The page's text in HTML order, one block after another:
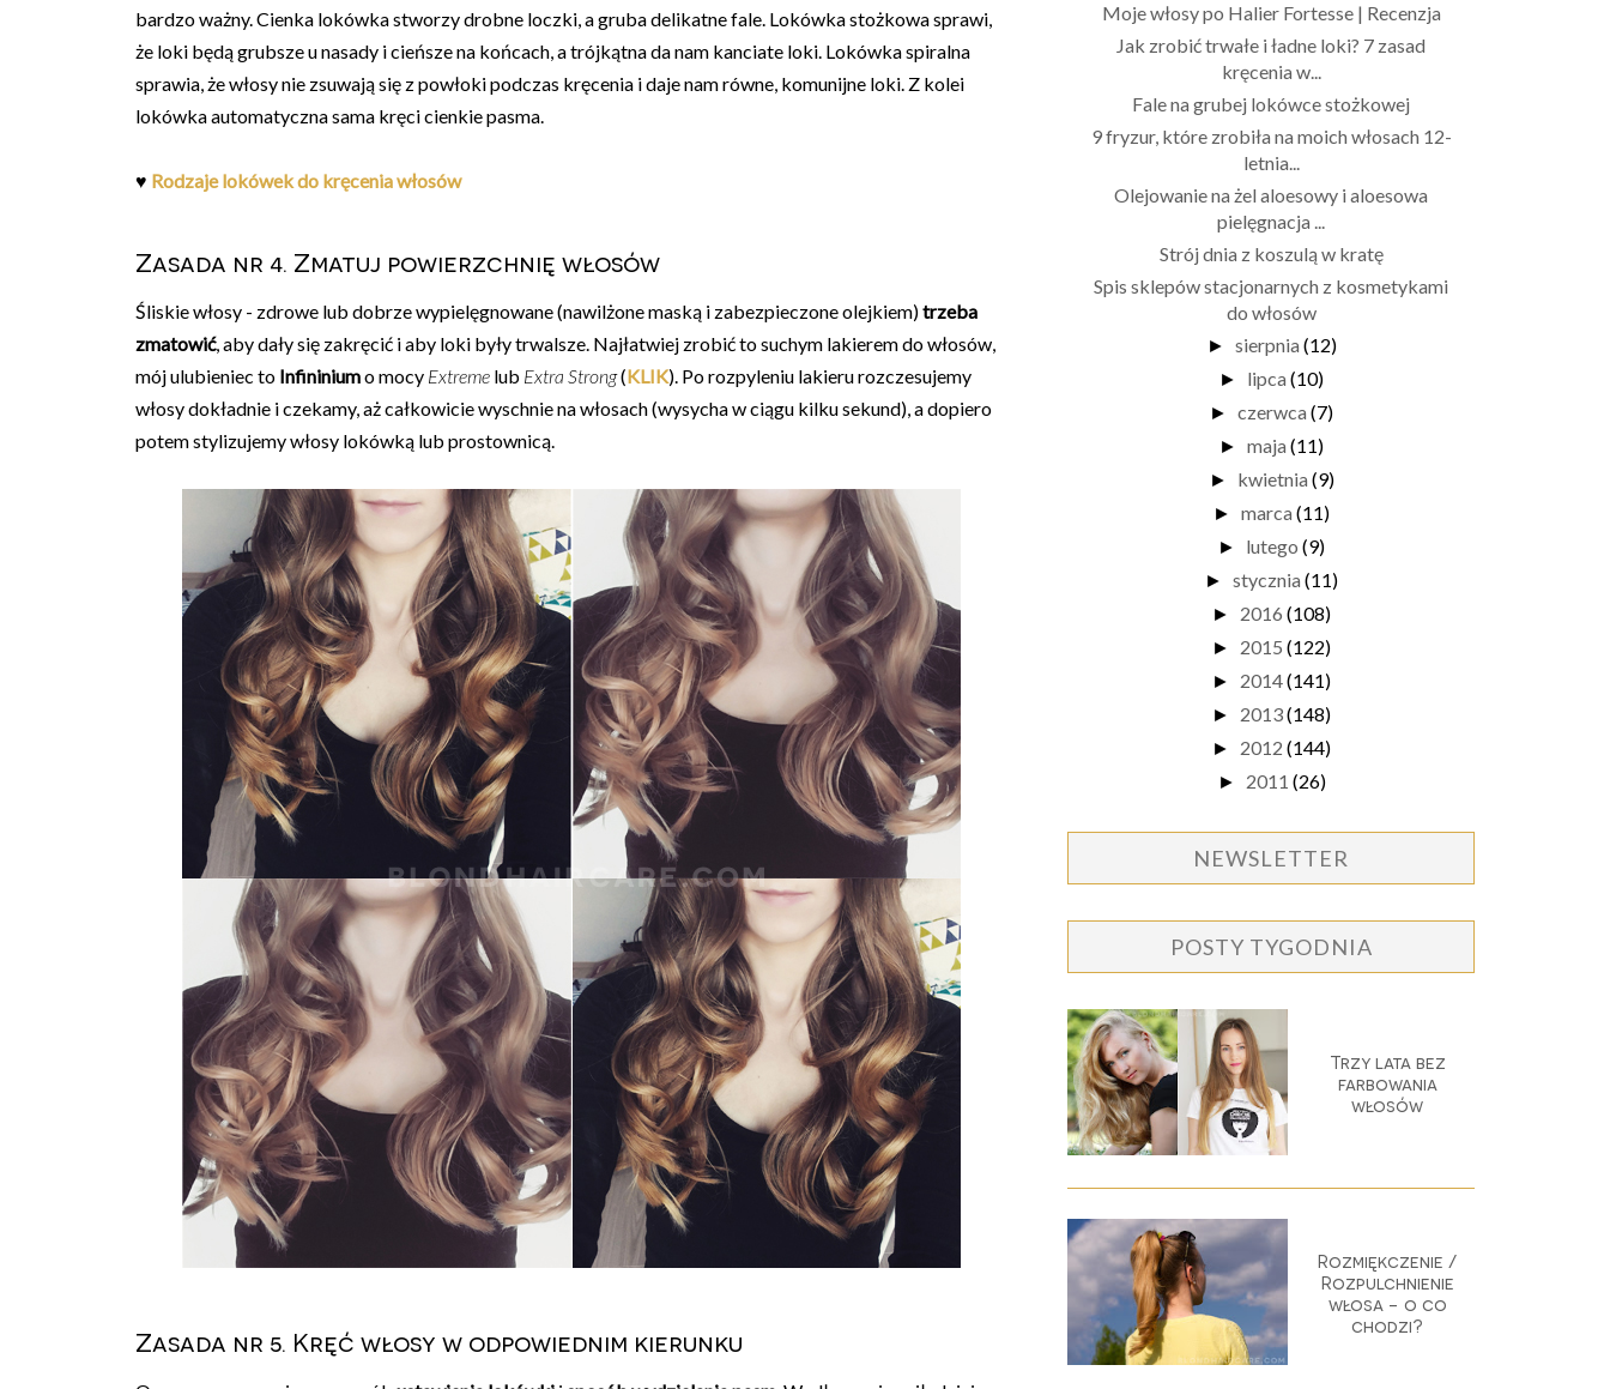
bardzo ważny. Cienka lokówka stworzy drobne loczki, a gruba delikatne fale. Lokówka stożkowa sprawi,
że loki będą grubsze u nasady i cieńsze na końcach, a trójkątna da nam kanciate loki. Lokówka spiralna
sprawia, że włosy nie zsuwają się z powłoki podczas kręcenia i daje nam równe, komunijne loki. Z kolei
lokówka automatyczna sama kręci cienkie pasma.
♥ Rodzaje lokówek do kręcenia włosów
Zasada nr 4. Zmatuj powierzchnię włosów
Śliskie włosy - zdrowe lub dobrze wypielęgnowane (nawilżone maską i zabezpieczone olejkiem)trzeba
zmatowić, aby dały się zakręcić i aby loki były trwalsze. Najłatwiej zrobić to suchym lakierem do włosów,
mój ulubieniec to Infininiumo mocy Extreme lub Extra Strong(KLIK). Po rozpyleniu lakieru rozczesujemy
włosy dokładnie i czekamy, aż całkowicie wyschnie na włosach (wysycha w ciągu kilku sekund), a dopiero
potem stylizujemy włosy lokówką lub prostownicą.
Zasada nr 5. Kręć włosy w odpowiednim kierunku
Moje włosy po Halier Fortesse | Recenzja
Jak zrobić trwałe i ładne loki? 7 zasad
kręcenia w...
Fale na grubej lokówce stożkowej
9 fryzur, które zrobiła na moich włosach 12-
letnia...
Olejowanie na żel aloesowy i aloesowa
pielęgnacja ...
Strój dnia z koszulą w kratę
Spis sklepów stacjonarnych z kosmetykami
do włosów
► sierpnia (12)
► lipca (10)
► czerwca (7)
► maja (11)
► kwietnia (9)
► marca (11)
► lutego (9)
► stycznia (11)
► 2016 (108)
► 2015 (122)
► 2014(141)
► 2013(148)
► 2012 (144)
► 2011 (26)
NEWSLETTER
POSTY TYGODNIA
Trzy lata bez
farbowania
włosów
Rozmiękczenie /
Rozpulchnienie
włosa - o co
chodzi?